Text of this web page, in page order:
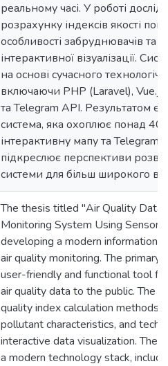
реальному часі. У роботі
розрахунку індексів якості
особливості забруднювачів та
інтерактивної візуалізації.
на основі сучасного
включаючи PHP (Laravel),
та Telegram API. Результатом є
система, яка охоплює понад
інтерактивну мапу та Telegram
підкреслює перспективи
системи для більш широкого
The thesis titled "Air Quality Data
Monitoring System Using
developing a modern information
air quality monitoring. The primary
user-friendly and functional tool
air quality data to the public. The
quality index calculation methods
pollutant characteristics, and
interactive data visualization. The
a modern technology stack,